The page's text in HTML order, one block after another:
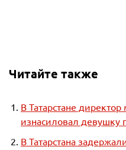
Читайте также
В Татарстане директор
изнасиловал девушку
В Татарстана